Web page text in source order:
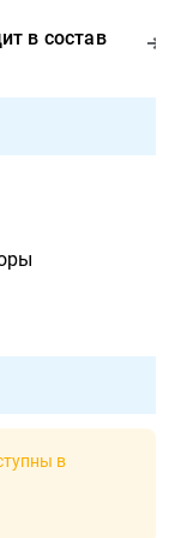
в состав
в